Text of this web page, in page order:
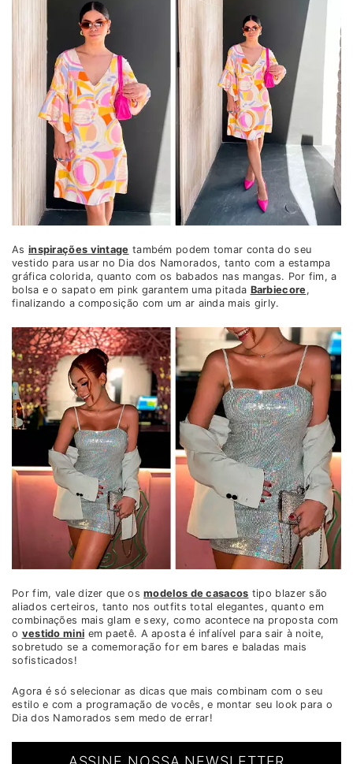
As inspirações vintage também podem tomar conta do seu
vestido para usar no Dia dos Namorados, tanto com a estampa
gráfica colorida, quanto com os babados nas mangas. Por fim, a
bolsa e o sapato em pink garantem uma pitada Barbiecore,
finalizando a composição com um ar ainda mais girly.
Por fim, vale dizer que osmodelos de casacos tipo blazer são
aliados certeiros, tanto nos outfits total elegantes, quanto em
combinações mais glam e sexy, como acontece na proposta com
o vestido mini em paetê. A aposta é infalível para sair à noite,
sobretudo se a comemoração for em bares e baladas mais
sofisticados!
Agora é só selecionar as dicas que mais combinam com o seu
estilo e com a programação de vocês, e montar seu look para o
Dia dos Namorados sem medo de errar!